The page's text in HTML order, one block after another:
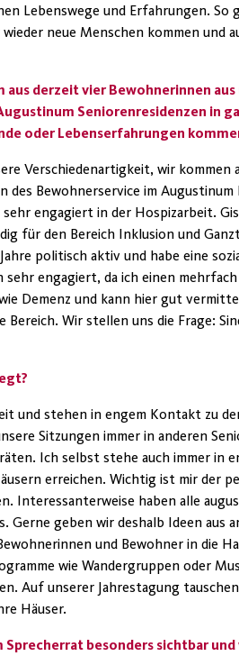
Lebenswege und Erfahrungen. So
neue Menschen kommen und
derzeit vier Bewohnerinnen
Seniorenresidenzen in
oder Lebenserfahrungen
Verschiedenartigkeit, wir kommen
des Bewohnerservice im Augustinum
engagiert in der Hospizarbeit.
für den Bereich Inklusion und
politisch aktiv und habe eine
sehr engagiert, da ich einen
Demenz und kann hier gut
Wir stellen uns die Frage:
und stehen in engem Kontakt zu
Sitzungen immer in anderen
Ich selbst stehe auch immer in
erreichen. Wichtig ist mir der
Interessanterweise haben alle
Gerne geben wir deshalb Ideen aus
und Bewohner in die
wie Wandergruppen oder
Auf unserer Jahrestagung
Häuser.
besonders sichtbar